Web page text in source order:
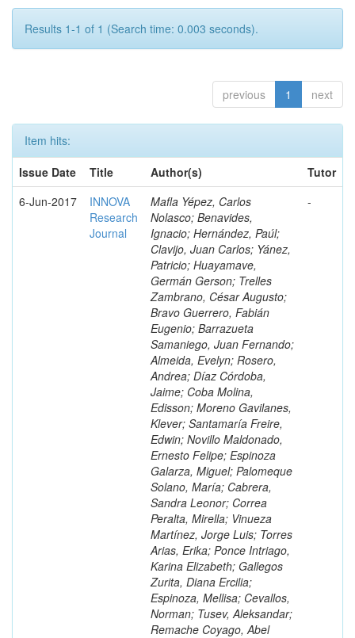
Results 1-1 of 1 (Search time: 0.003 seconds).
previous 1 next
Item hits:
Issue Date
Title Author(s)
Tutor
6-Jun-2017
INNOVA
Research
Journal
Mafla Yépez, Carlos
Nolasco; Benavides,
Ignacio; Hernández, Paúl;
Clavijo, Juan Carlos; Yánez,
Patricio; Huayamave,
Germán Gerson; Trelles
Zambrano, César Augusto;
Bravo Guerrero, Fabián
Eugenio; Barrazueta
Samaniego, Juan Fernando;
Almeida, Evelyn; Rosero,
Andrea; Díaz Córdoba,
Jaime; Coba Molina,
Edisson; Moreno Gavilanes,
Klever; Santamaría Freire,
Edwin; Novillo Maldonado,
Ernesto Felipe; Espinoza
Galarza, Miguel; Palomeque
Solano, María; Cabrera,
Sandra Leonor; Correa
Peralta, Mirella; Vinueza
Martínez, Jorge Luis; Torres
Arias, Erika; Ponce Intriago,
Karina Elizabeth; Gallegos
Zurita, Diana Ercilia;
Espinoza, Mellisa; Cevallos,
Norman; Tusev, Aleksandar;
Remache Coyago, Abel
-